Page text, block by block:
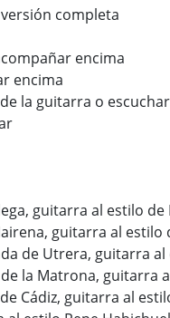
completa
encima
encima
la guitarra o
guitarra al estilo de
guitarra al estilo
de Utrera, guitarra
la Matrona, guitarra
Cádiz, guitarra al